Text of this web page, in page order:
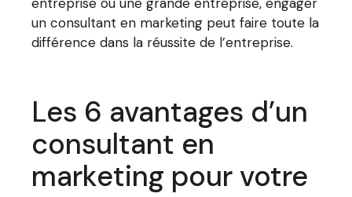
un consultant en marketing peut faire toute la
différence dans la réussite de l’entreprise.
Les 6 avantages d’un
consultant en
marketing pour votre